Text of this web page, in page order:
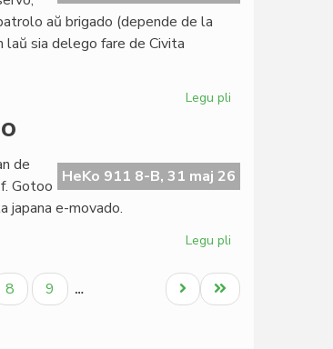
aŭ brigado (depende de la
laŭ sia delego fare de Civita
Legu pli
ene
de
HeKo 911 8-B, 31 maj 26
de
Gotoo
japana e-movado.
Legu pli
di
Interlinguistica
Paĝo
8 Paĝo
9 …
Last
page
Next
page